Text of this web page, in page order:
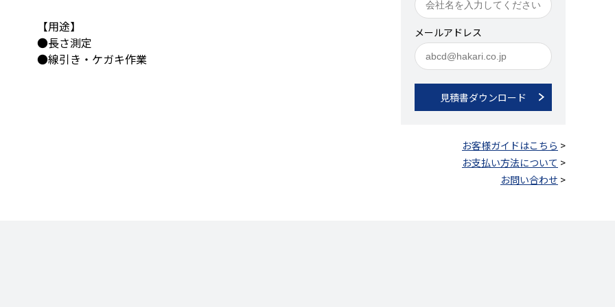
【用途】
●長さ測定
●線引き・ケガキ作業
メールアドレス
見積書ダウンロード
お客様ガイドはこちら >
お支払い方法について >
お問い合わせ >